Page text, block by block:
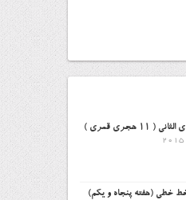
( ۱۱ هجری قمری )
خطی (هفته پنجاه و یکم)